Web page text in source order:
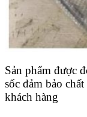
Sản phẩm được
sốc đảm bảo
khách hàng